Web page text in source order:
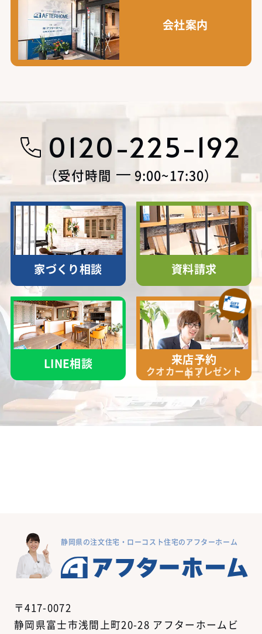
会社案内
0120-225-192
受付時間 9:00~17:30
家づくり相談 資料請求
LINE相談 来店予約
クオカードプレゼント
中！
静岡県の注文住宅・ローコスト住宅のアフターホーム
〒417-0072
静岡県富士市浅間上町20-28 アフターホームビ